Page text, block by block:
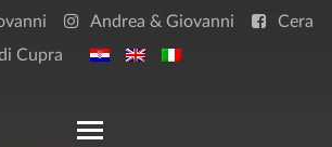
Andrea & Giovanni Cera
Cupra